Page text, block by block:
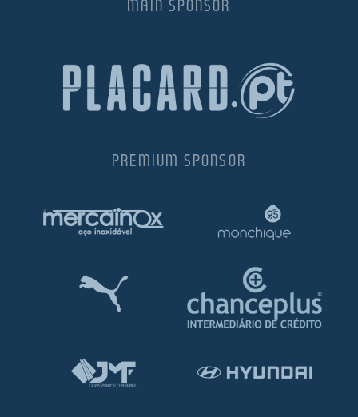
MAIN SPONSOR
PREMIUM SPONSOR